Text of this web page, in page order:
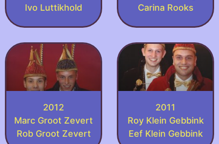
Ivo Luttikhold
Carina Rooks
2012
Marc Groot Zevert
Rob Groot Zevert
2011
Roy Klein Gebbink
Eef Klein Gebbink